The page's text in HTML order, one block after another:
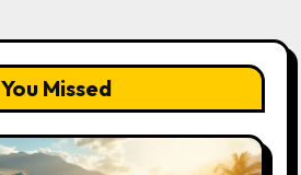
You Missed